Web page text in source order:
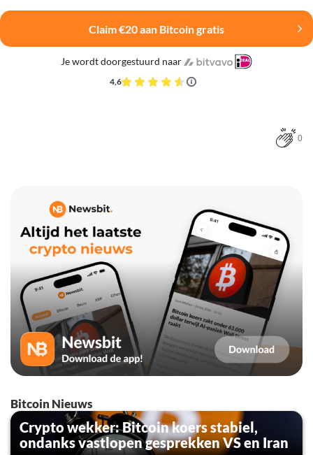
Claim €20 aan Bitcoin gratis
Je wordt doorgestuurd naar
4,6
0
Bitcoin Nieuws
Crypto wekker: Bitcoin koers stabiel,
ondanks vastlopen gesprekken VS en Iran